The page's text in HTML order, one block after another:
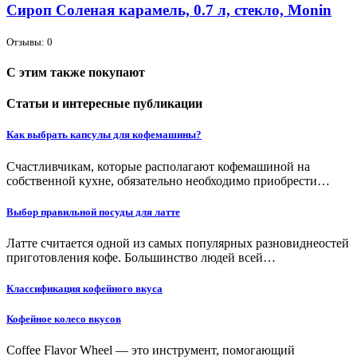
Сироп Соленая карамель, 0.7 л, стекло, Monin
Отзывы: 0
С этим также покупают
Статьи и интересные публикации
Как выбрать капсулы для кофемашины?
Счастливчикам, которые располагают кофемашиной на
собственной кухне, обязательно необходимо приобрести…
Выбор правильной посуды для латте
Латте считается одной из самых популярных разновиднеостей
приготовления кофе. Большинство людей всей…
Классификация кофейного вкуса
Кофейное колесо вкусов
Coffee Flavor Wheel — это инструмент, помогающий